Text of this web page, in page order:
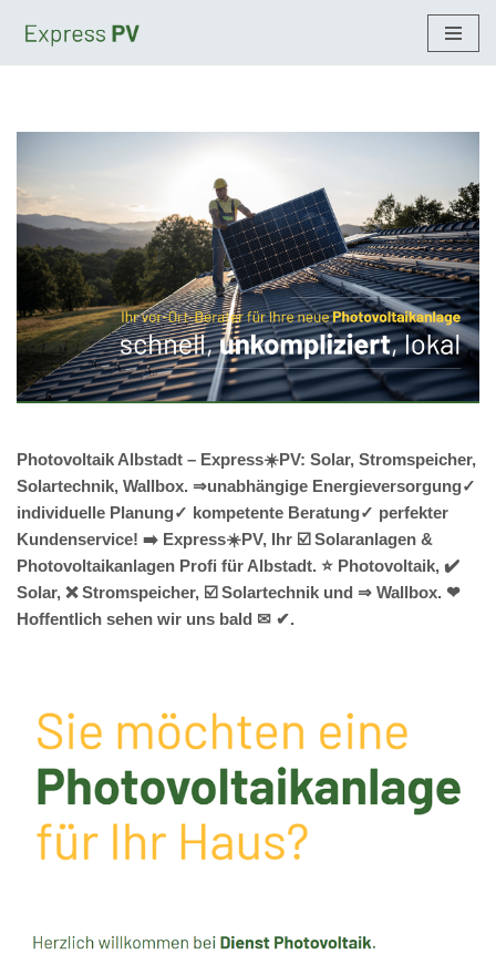
Photovoltaik Albstadt – Express☀️PV️: Solar, Stromspeicher,
Solartechnik, Wallbox. ⇒unabhängige Energieversorgung✓
individuelle Planung✓ kompetente Beratung✓ perfekter
Kundenservice! ➡️ Express☀️PV️, Ihr ☑️ Solaranlagen &
Photovoltaikanlagen Profi für Albstadt. ⭐ Photovoltaik, ✔️
Solar, ❌ Stromspeicher, ☑️ Solartechnik und ⇒ Wallbox. ❤
Hoffentlich sehen wir uns bald ✉ ✔.